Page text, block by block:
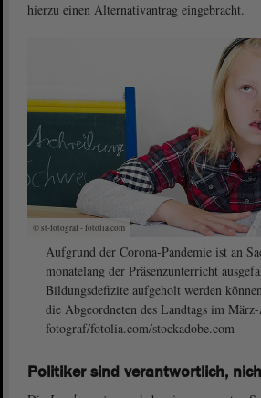
hierzu einen Alternativantrag eingebracht.
© st-fotograf - fotolia.com
Aufgrund der Corona-Pandemie ist an
monatelang der Präsenzunterricht
Bildungsdefizite aufgeholt werden
die Abgeordneten des Landtags im März-
fotograf/fotolia.com/stockadobe.com
Politiker sind verantwortlich,